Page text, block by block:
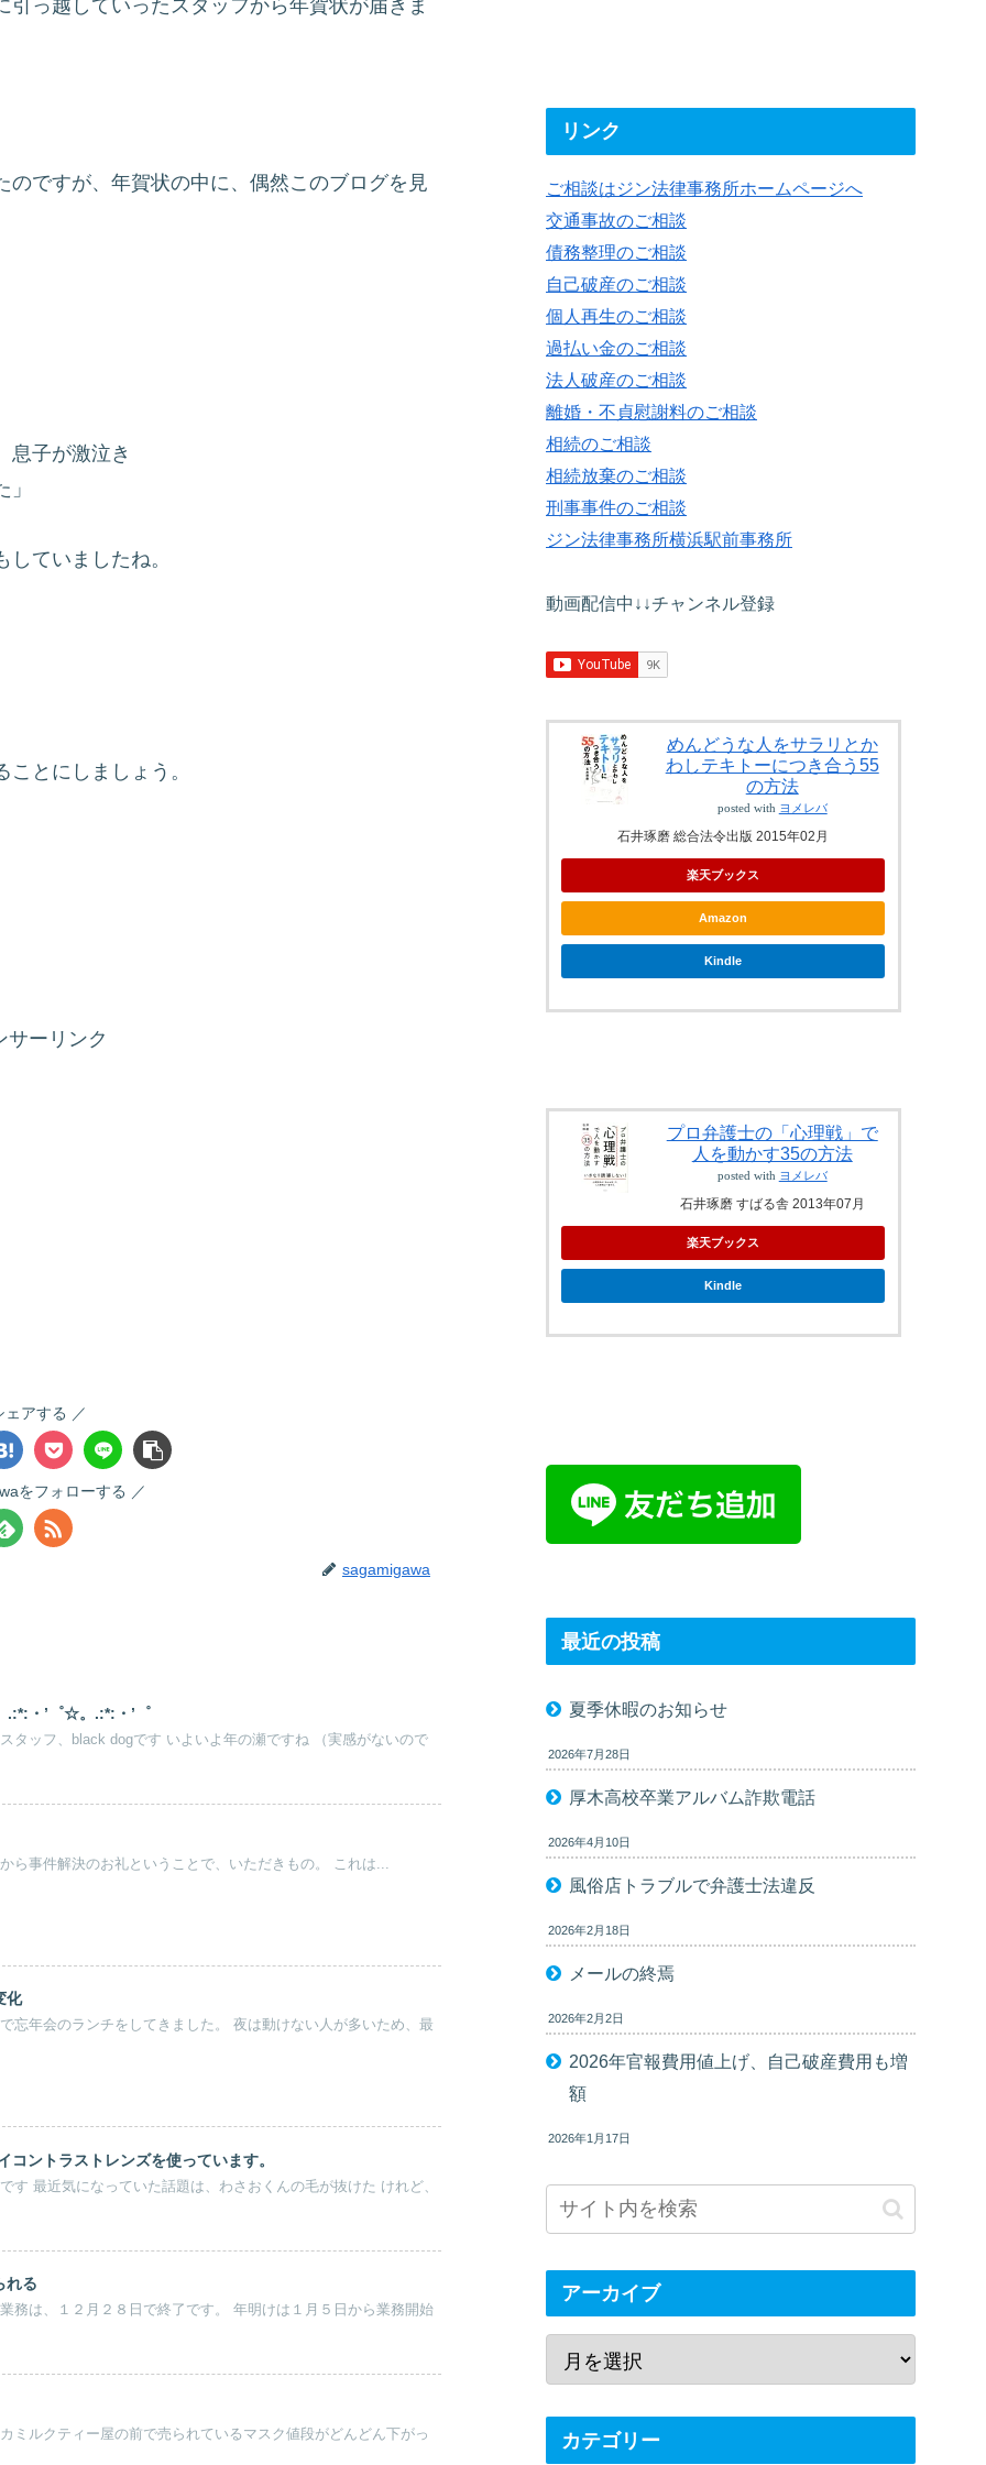
っ越していったスタッフから年賀状が届きま
ですが、年賀状の中に、偶然このブログを見
子が激泣き
ていましたね。
とにしましょう。
サーリンク
ェアする
をフォローする
sagamigawa
.:*:・’゜☆。.:*:・’゜
す いよいよ年の瀬ですね （実感がないので
弁護士石井です。 依頼者から事件解決のお礼ということで、いただきもの。 これは...
化
コントラストレンズを使っています。
た けれど、
れる
リンク
ご相談はジン法律事務所ホームページへ
交通事故のご相談
債務整理のご相談
自己破産のご相談
個人再生のご相談
過払い金のご相談
法人破産のご相談
離婚・不貞慰謝料のご相談
相続のご相談
相続放棄のご相談
刑事事件のご相談
ジン法律事務所横浜駅前事務所
動画配信中↓↓チャンネル登録
めんどうな人をサラリとか
わしテキトーにつき合う55
の方法
posted with ヨメレバ
石井琢磨 総合法令出版 2015年02月
楽天ブックス
Amazon
Kindle
プロ弁護士の「心理戦」で
人を動かす35の方法
posted with ヨメレバ
石井琢磨 すばる舎 2013年07月
楽天ブックス
Kindle
最近の投稿
夏季休暇のお知らせ
2026年7月28日
厚木高校卒業アルバム詐欺電話
2026年4月10日
風俗店トラブルで弁護士法違反
2026年2月18日
メールの終焉
2026年2月2日
2026年官報費用値上げ、自己破産費用も増
額
2026年1月17日
アーカイブ
カテゴリー